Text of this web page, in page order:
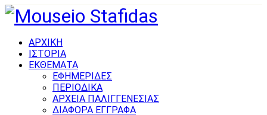
ΑΡΧΙΚΗ
ΙΣΤΟΡΙΑ
ΕΚΘΕΜΑΤΑ
ΕΦΗΜΕΡΙΔΕΣ
ΠΕΡΙΟΔΙΚΑ
ΑΡΧΕΙΑ ΠΑΛΙΓΓΕΝΕΣΙΑΣ
ΔΙΑΦΟΡΑ ΕΓΓΡΑΦΑ